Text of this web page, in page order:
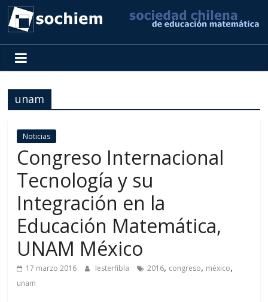
SOCHIEM
Sociedad
Chilena
de
Matemática
unam
Noticias
Congreso Internacional
Tecnología y su
Integración en la
Educación Matemática,
UNAM México
17 marzo 2016 lesterfibla 2016, congreso, méxico,
unam